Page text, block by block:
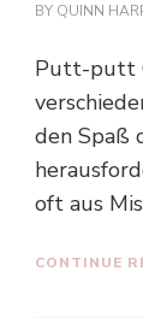
BY QUINN
Putt-putt
den Spaß
oft aus
CONTINUE